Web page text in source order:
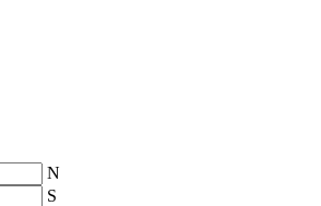
N
S